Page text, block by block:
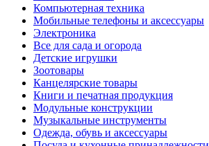
Компьютерная техника
Мобильные телефоны и аксессуары
Электроника
Все для сада и огорода
Детские игрушки
Зоотовары
Канцелярские товары
Книги и печатная продукция
Модульные конструкции
Музыкальные инструменты
Одежда, обувь и аксессуары